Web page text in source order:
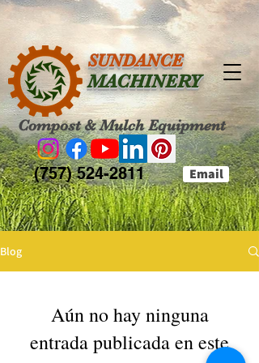
SUNDANCE
MACHINERY
Compost & Mulch Equipment
(757) 524-2811 Email
Blog
Aún no hay ninguna
entrada publicada en este